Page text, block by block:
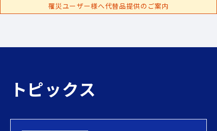
罹災ユーザー様へ代替品提供のご案内
トピックス